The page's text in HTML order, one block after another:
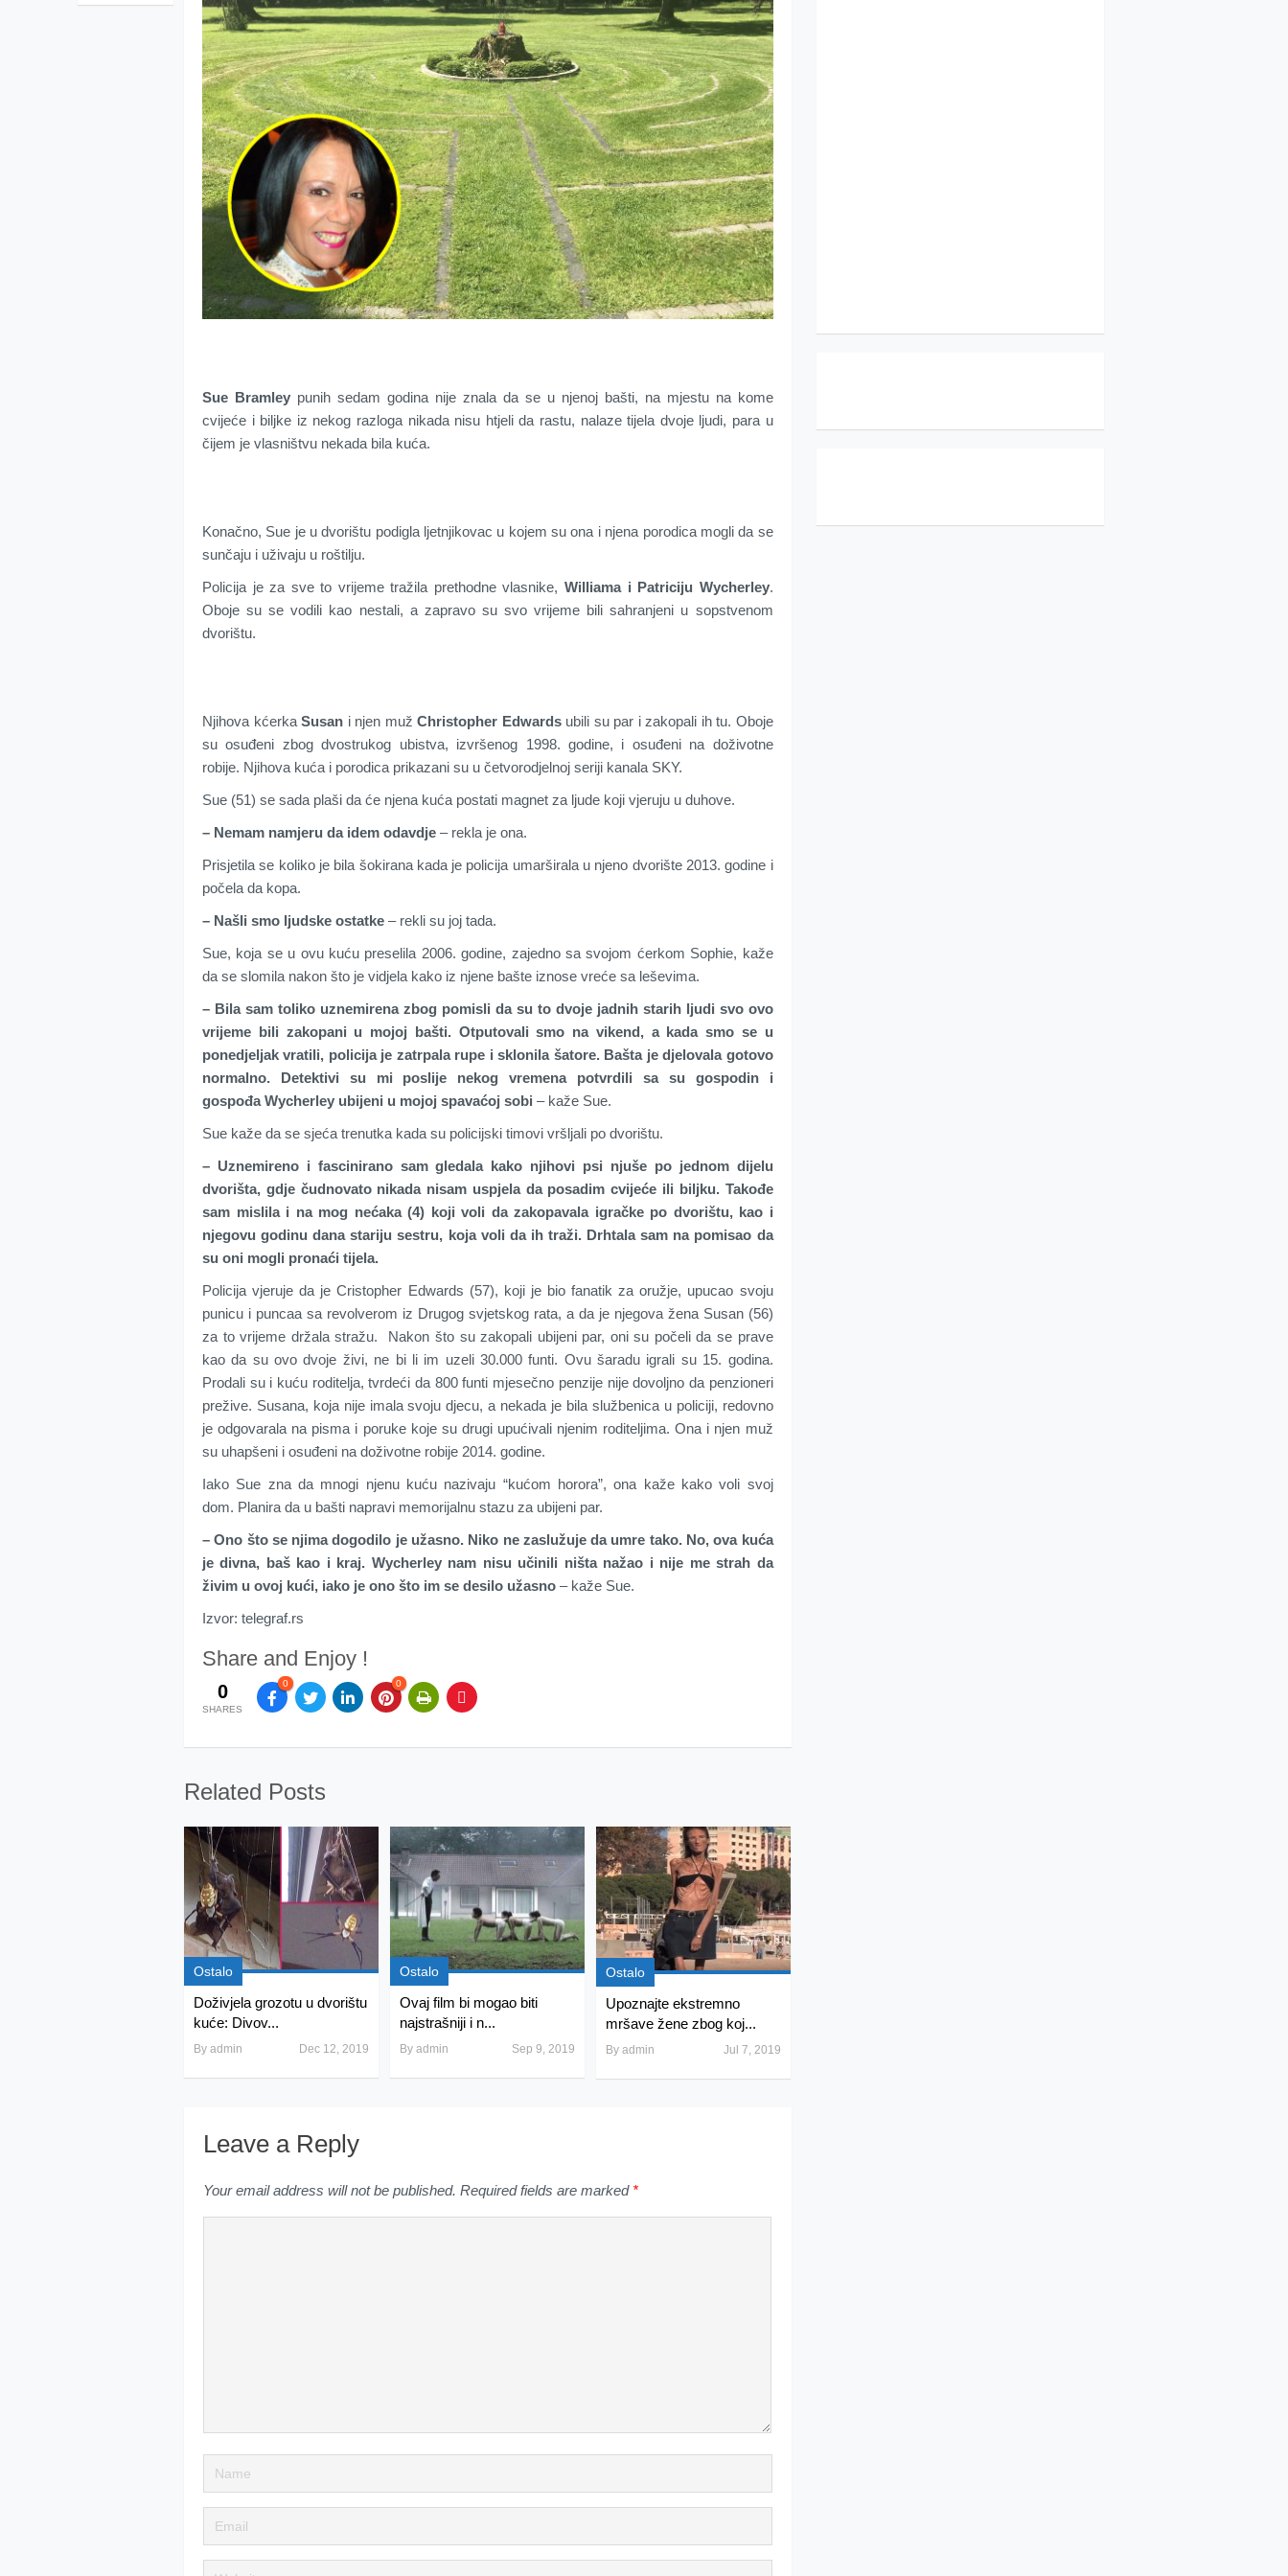
Sue Bramleypunih sedam godina nije znala da se u njenoj bašti, na mjestu na kome
cvijeće i biljke iz nekog razloga nikada nisu htjeli da rastu, nalaze tijela dvoje ljudi, para u
čijem je vlasništvu nekada bila kuća.
Konačno, Sue je u dvorištu podigla ljetnjikovac u kojem su ona i njena porodica mogli da se
sunčaju i uživaju u roštilju.
Policija je za sve to vrijeme tražila prethodne vlasnike, Williama i Patriciju Wycherley.
Oboje su se vodili kao nestali, a zapravo su svo vrijeme bili sahranjeni u sopstvenom
dvorištu.
Njihova kćerkaSusan i njen mužChristopher Edwardsubili su par i zakopali ih tu. Oboje
su osuđeni zbog dvostrukog ubistva, izvršenog 1998. godine, i osuđeni na doživotne
robije. Njihova kuća i porodica prikazani su u četvorodjelnoj seriji kanala SKY.
Sue (51) se sada plaši da će njena kuća postati magnet za ljude koji vjeruju u duhove.
– Nemam namjeru da idem odavdje – rekla je ona.
Prisjetila se koliko je bila šokirana kada je policija umarširala u njeno dvorište 2013. godine i
počela da kopa.
– Našli smo ljudske ostatke – rekli su joj tada.
Sue, koja se u ovu kuću preselila 2006. godine, zajedno sa svojom ćerkom Sophie, kaže
da se slomila nakon što je vidjela kako iz njene bašte iznose vreće sa leševima.
– Bila sam toliko uznemirena zbog pomisli da su to dvoje jadnih starih ljudi svo ovo
vrijeme bili zakopani u mojoj bašti. Otputovali smo na vikend, a kada smo se u
ponedjeljak vratili, policija je zatrpala rupe i sklonila šatore. Bašta je djelovala gotovo
normalno. Detektivi su mi poslije nekog vremena potvrdili sa su gospodin i
gospođa Wycherley ubijeni u mojoj spavaćoj sobi – kaže Sue.
Sue kaže da se sjeća trenutka kada su policijski timovi vršljali po dvorištu.
– Uznemireno i fascinirano sam gledala kako njihovi psi njuše po jednom dijelu
dvorišta, gdje čudnovato nikada nisam uspjela da posadim cvijeće ili biljku. Takođe
sam mislila i na mog nećaka (4) koji voli da zakopavala igračke po dvorištu, kao i
njegovu godinu dana stariju sestru, koja voli da ih traži. Drhtala sam na pomisao da
su oni mogli pronaći tijela.
Policija vjeruje da je Cristopher Edwards (57), koji je bio fanatik za oružje, upucao svoju
punicu i puncaa sa revolverom iz Drugog svjetskog rata, a da je njegova žena Susan (56)
za to vrijeme držala stražu. Nakon što su zakopali ubijeni par, oni su počeli da se prave
kao da su ovo dvoje živi, ne bi li im uzeli 30.000 funti. Ovu šaradu igrali su 15. godina.
Prodali su i kuću roditelja, tvrdeći da 800 funti mjesečno penzije nije dovoljno da penzioneri
prežive. Susana, koja nije imala svoju djecu, a nekada je bila službenica u policiji, redovno
je odgovarala na pisma i poruke koje su drugi upućivali njenim roditeljima. Ona i njen muž
su uhapšeni i osuđeni na doživotne robije 2014. godine.
Iako Sue zna da mnogi njenu kuću nazivaju “kućom horora”, ona kaže kako voli svoj
dom. Planira da u bašti napravi memorijalnu stazu za ubijeni par.
– Ono što se njima dogodilo je užasno. Niko ne zaslužuje da umre tako. No, ova kuća
je divna, baš kao i kraj. Wycherley nam nisu učinili ništa nažao i nije me strah da
živim u ovoj kući, iako je ono što im se desilo užasno – kaže Sue.
Izvor: telegraf.rs
Share and Enjoy !
0
SHARES
0 0
Related Posts
Ostalo
Doživjela grozotu u dvorištu
kuće: Divov...
By admin Dec 12, 2019
Ostalo
Ovaj film bi mogao biti
najstrašniji i n...
By admin Sep 9, 2019
Ostalo
Upoznajte ekstremno
mršave žene zbog koj...
By admin Jul 7, 2019
Leave a Reply
Your email address will not be published. Required fields are marked *